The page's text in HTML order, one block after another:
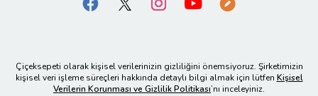
Çiçeksepeti olarak kişisel verilerinizin gizliliğini önemsiyoruz. Şirketimizin
kişisel veri işleme süreçleri hakkında detaylı bilgi almak için lütfen Kişisel
Verilerin Korunması ve Gizlilik Politikası’nı inceleyiniz.